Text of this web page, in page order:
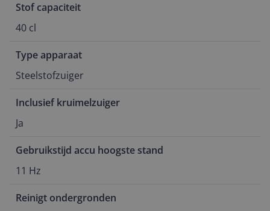
Stof capaciteit
40 cl
Type apparaat
Steelstofzuiger
Inclusief kruimelzuiger
Ja
Gebruikstijd accu hoogste stand
11 Hz
Reinigt ondergronden